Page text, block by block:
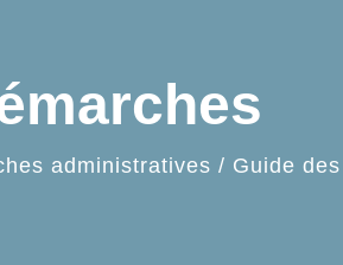
administratives / Guide